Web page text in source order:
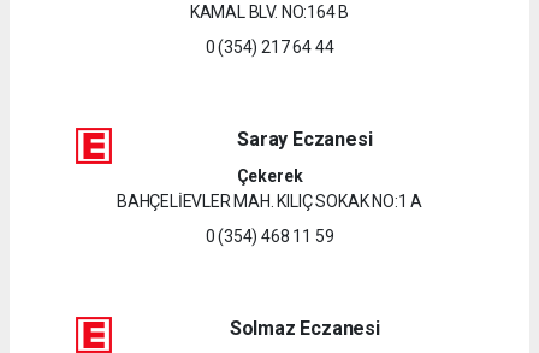
KAMAL BLV. NO:164 B
0 (354) 217 64 44
Saray Eczanesi
Çekerek
BAHÇELİEVLER MAH. KILIÇ SOKAK NO:1 A
0 (354) 468 11 59
Solmaz Eczanesi